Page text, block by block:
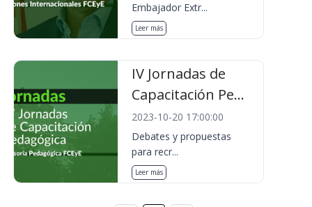
Embajador Extr...
Leer más
IV Jornadas de
Capacitación Pe...
2023-10-20 17:00:00
Debates y propuestas
para recr...
Leer más